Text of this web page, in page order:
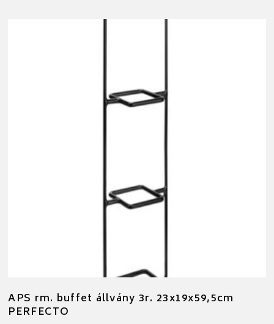
APS rm. buffet állvány 3r. 23x19x59,5cm
PERFECTO